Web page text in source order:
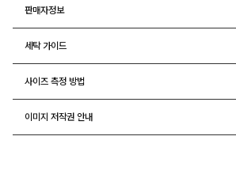
판매자정보
세탁 가이드
사이즈 측정 방법
이미지 저작권 안내